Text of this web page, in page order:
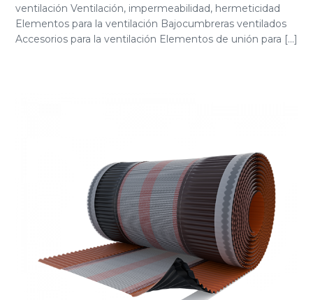
ventilación Ventilación, impermeabilidad, hermeticidad
Elementos para la ventilación Bajocumbreras ventilados
Accesorios para la ventilación Elementos de unión para [...]